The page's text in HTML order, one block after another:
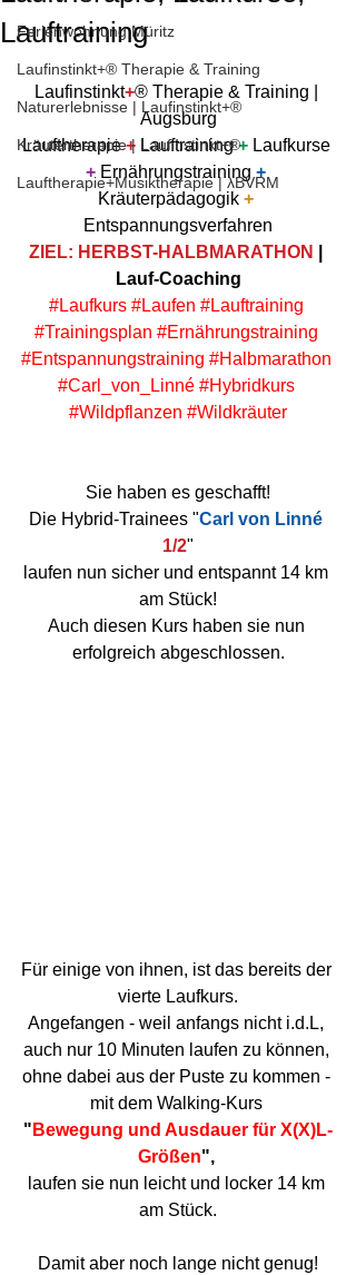
Ferienwohnung Müritz
Laufinstinkt+® Therapie & Training
Naturerlebnisse | Laufinstinkt+®
Kräutertherapie | Laufinstinkt+®
Lauftherapie+Musiktherapie | λBVRM
Lauftraining
Laufinstinkt+® Therapie & Training |
Augsburg
Lauftherapie + Lauftraining + Laufkurse
+ Ernährungstraining +
Kräuterpädagogik +
Entspannungsverfahren
ZIEL: HERBST-HALBMARATHON
Lauf-Coaching
#Laufkurs #Laufen #Lauftraining
#Trainingsplan #Ernährungstraining
#Entspannungstraining #Halbmarathon
#Carl_von_Linné #Hybridkurs
#Wildpflanzen #Wildkräuter
Sie haben es geschafft!
Die Hybrid-Trainees "Carl von Linné
1/2"
laufen nun sicher und entspannt 14 km
am Stück!
Auch diesen Kurs haben sie nun
erfolgreich abgeschlossen.
Für einige von ihnen, ist das bereits der
vierte Laufkurs.
Angefangen - weil anfangs nicht i.d.L,
auch nur 10 Minuten laufen zu können,
ohne dabei aus der Puste zu kommen -
mit dem Walking-Kurs
" Bewegung und Ausdauer für X(X)L-
Größen",
laufen sie nun leicht und locker 14 km
am Stück.
Damit aber noch lange nicht genug!